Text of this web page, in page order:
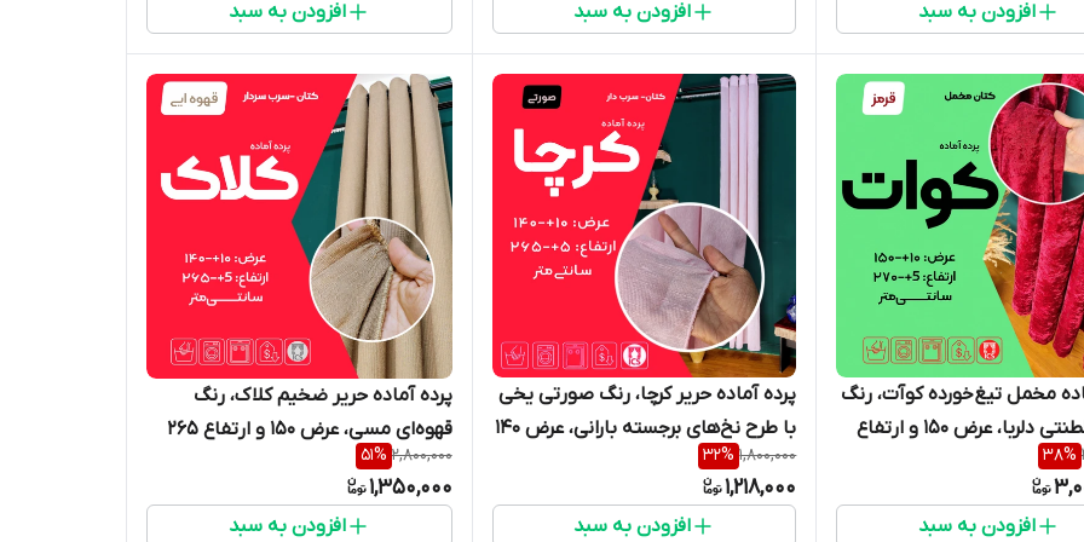
افزودن به سبد
پرده امپریال ساریافزودن به سبد
امپریال ساریافزودن به سبد
مخمل تیغ‌خورده کوآت، رنگ
قرمز سلطنتی دلربا، عرض ۱۵۰ و ارتفاع
حلقه پانچ مشکی،
- گالری پرده امپریال
38%
افزودن به سبد
پرده آماده حریر کرچا، رنگ صورتی یخی
با طرح نخ‌های برجسته بارانی، عرض ۱۴۰
و ارتفاع ۲۶۵ سانتی‌متر، دارای سرب
مخفی و حلقه پانچ - گالری پرده
1,800,000
32%
1,218,000
افزودن به سبد
پرده آماده حریر ضخیم کلاک، رنگ
قهوه‌ای مسی، عرض ۱۵۰ و ارتفاع ۲۶۵
سانتی‌متر، دارای سرب (وزنه) مخفی،
بدون نیاز به آستر - گالری پرده امپریال
2,800,000
51%
1,350,000
افزودن به سبد